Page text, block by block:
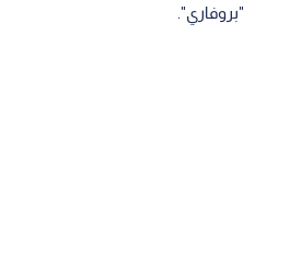
"بروفاري".